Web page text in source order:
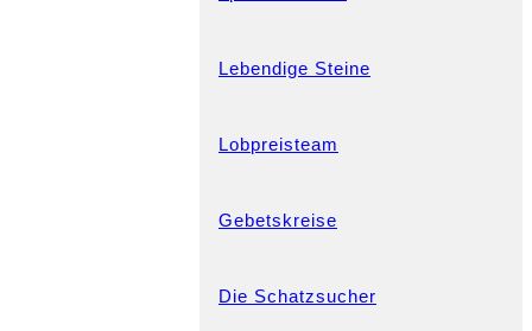
Lebendige Steine
Lobpreisteam
Gebetskreise
Die Schatzsucher